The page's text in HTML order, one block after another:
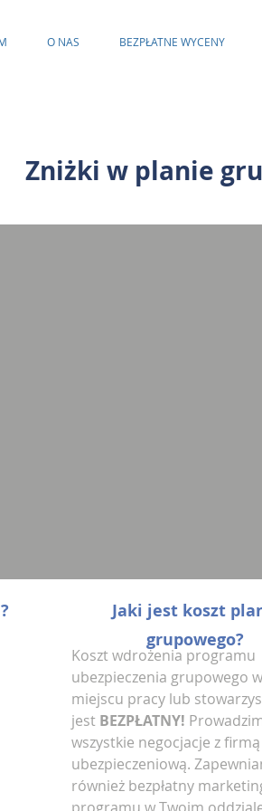
O NAS BEZPŁATNE WYCENY
Zniżki w planie
Jaki jest koszt
grupowego?
Koszt wdrożenia programu
ubezpieczenia grupowego w
miejscu pracy lub
jest BEZPŁATNY!
wszystkie negocjacje z firmą
ubezpieczeniową.
również bezpłatny